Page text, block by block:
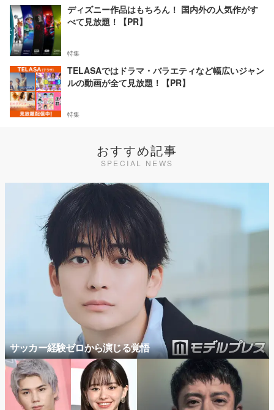
ディズニー作品はもちろん！ 国内外の人気作がす
べて見放題！【PR】
特集
TELASAではドラマ・バラエティなど幅広いジャン
ルの動画が全て見放題！【PR】
特集
おすすめ記事
SPECIAL NEWS
サッカー経験ゼロから演じる覚悟